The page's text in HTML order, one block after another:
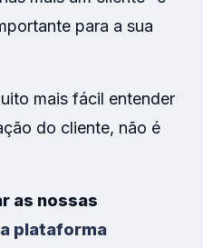
para a sua
mais fácil entender
do cliente, não é
as nossas
plataforma